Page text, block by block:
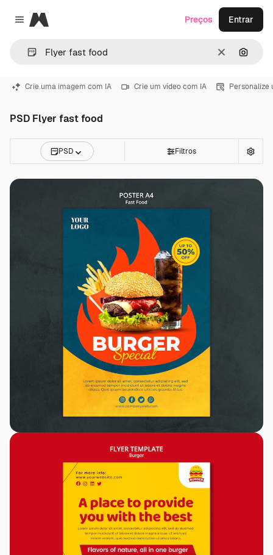
Close menu
Magnific
Limpar
Preços Entrar
Crie uma imagem com IA Crie um vídeo com IA Personalize
PSD Flyer fast food
PSD Filtros